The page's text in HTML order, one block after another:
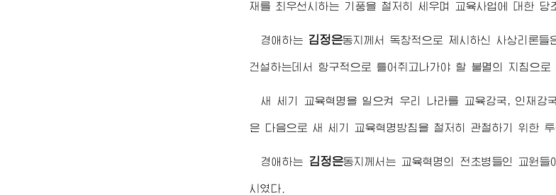
재를 최우선시하는 기풍을 철저히 세우며 교육사업에 대한 당
경애하는 김정은동지 께서 독창적으로 제시하신 사상리론
건설하는데서 항구적으로 틀어쥐고나가야 할 불멸의 지침으로
새 세기 교육혁명을 일으켜 우리 나라를 교육강국, 인재강
은 다음으로 새 세기 교육혁명방침을 철저히 관철하기 위한 투
경애하는 김정은동지 께서는 교육혁명의 전초병들인 교원
시였다.